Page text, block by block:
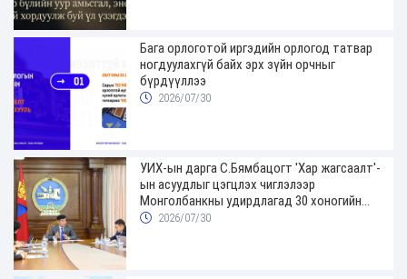
Бага орлоготой иргэдийн орлогод татвар
ногдуулахгүй байх эрх зүйн орчныг
бүрдүүллээ
2026/07/30
УИХ-ын дарга С.Бямбацогт 'Хар жагсаалт'-
ын асуудлыг цэгцлэх чиглэлээр
Монголбанкны удирдлагад 30 хоногийн
хугацаатай үүрэг өглөө
2026/07/30